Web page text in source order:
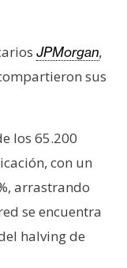
JPMorgan,
sus
los 65.200
con un
arrastrando
se encuentra
halving de